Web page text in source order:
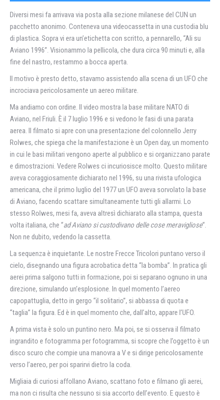
Diversi mesi fa arrivava via posta alla sezione milanese del CUN un
pacchetto anonimo. Conteneva una videocassetta in una custodia blu
di plastica. Sopra vi era un’etichetta con scritto, a pennarello, “Ali su
Aviano 1996”. Visionammo la pellicola, che dura circa 90 minuti e, alla
fine del nastro, restammo a bocca aperta.
Il motivo è presto detto, stavamo assistendo alla scena di un UFO che
incrociava pericolosamente un aereo militare.
Ma andiamo con ordine. Il video mostra la base militare NATO di
Aviano, nel Friuli. È il 7 luglio 1996 e si vedono le fasi di una parata
aerea. Il filmato si apre con una presentazione del colonnello Jerry
Rolwes, che spiega che la manifestazione è un Open day, un momento
in cui le basi militari vengono aperte al pubblico e si organizzano parate
e dimostrazioni. Vedere Rolwes ci incuriosisce molto. Questo militare
aveva coraggiosamente dichiarato nel 1996, su una rivista ufologica
americana, che il primo luglio del 1977 un UFO aveva sorvolato la base
di Aviano, facendo scattare simultaneamente tutti gli allarmi. Lo
stesso Rolwes, mesi fa, aveva altresì dichiarato alla stampa, questa
volta italiana, che “ad Aviano si custodivano delle cose meravigliose“.
Non ne dubito, vedendo la cassetta.
La sequenza è inquietante. Le nostre Frecce Tricolori puntano verso il
cielo, disegnando una figura acrobatica detta “la bomba”. In pratica gli
aerei prima salgono tutti in formazione, poi si separano ognuno in una
direzione, simulando un’esplosione. In quel momento l’aereo
capopattuglia, detto in gergo “il solitario”, si abbassa di quota e
“taglia” la figura. Ed è in quel momento che, dall’alto, appare l’UFO.
A prima vista è solo un puntino nero. Ma poi, se si osserva il filmato
ingrandito e fotogramma per fotogramma, si scopre che l’oggetto è un
disco scuro che compie una manovra a V e si dirige pericolosamente
verso l’aereo, per poi sparirvi dietro la coda.
Migliaia di curiosi affollano Aviano, scattano foto e filmano gli aerei,
ma non ci risulta che nessuno si sia accorto dell’evento. E questo è